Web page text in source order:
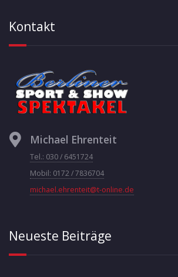
Kontakt
Michael Ehrenteit
Tel.: 030 / 6451724
Mobil: 0172 / 7836704
michael.ehrenteit@t-online.de
Neueste Beiträge